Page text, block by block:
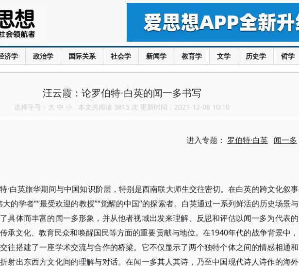
济学 政治学 国际关系 社会学 新闻学 教育学 文学 历史学 哲学
汪云霞：论罗伯特·白英的闻一多书写
选择字号： 大 中 小 本文共阅读 3815 次 更新时间：2021-12-08 10:10
进入专题： 罗伯特·白英 闻一多
·白英旅华期间与中国知识阶层，特别是西南联大师生交往密切。在白英的跨文化叙事
的学者”“最受欢迎的教授”“觉醒的中国”的探索者。白英通过一系列鲜活的历史场景与
具体而丰富的闻一多形象，并从他者视域出发来理解、反思和评估以闻一多为代表的
承文化、教育民众和唤醒国民等方面的重要贡献与地位。在1940年代的战争背景中，
往搭建了一座学术交流与合作的桥梁。它不仅显示了两个独特个体之间的情感相通和
射出东西方文化间的理解与对话。在闻一多其人其诗，乃至中国现代诗人诗作的海外